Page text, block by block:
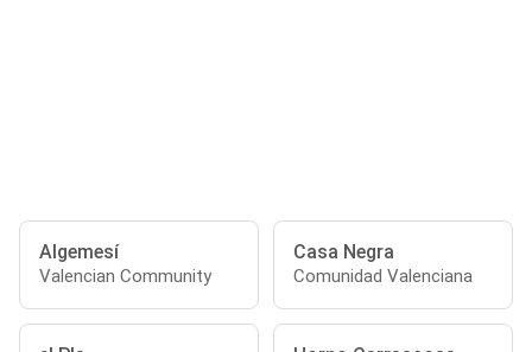
Algemesí
Valencian Community
Casa Negra
Comunidad Valenciana